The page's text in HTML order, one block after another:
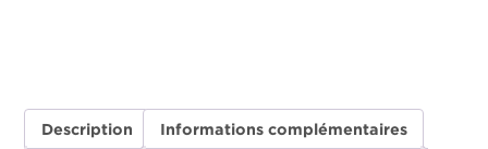
Description Informations complémentaires